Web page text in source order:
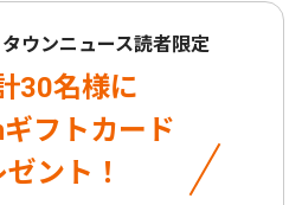
ウンニュース読者限定
30名様に
フトカード
ント！